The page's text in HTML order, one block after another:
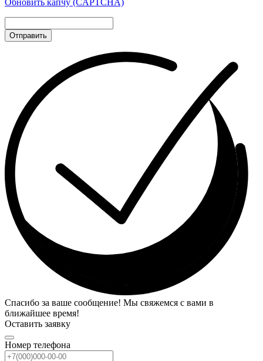
Обновить капчу (CAPTCHA)
Отправить
Спасибо за ваше сообщение! Мы свяжемся с вами в
ближайшее время!
Оставить заявку
Номер телефона